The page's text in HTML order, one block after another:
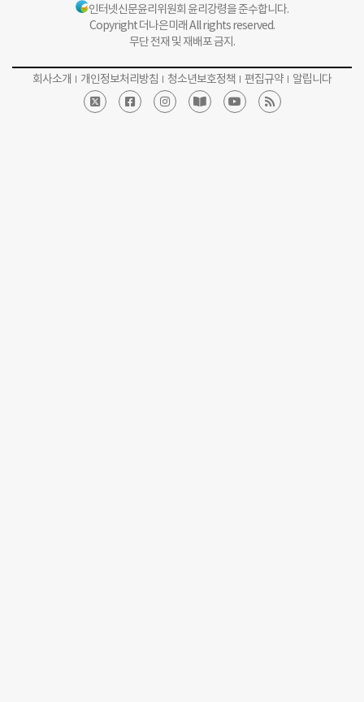
인터넷신문윤리위원회 윤리강령을 준수합니다.
Copyright 더나은미래 All rights reserved.
무단 전재 및 재배포 금지.
회사소개 개인정보처리방침 청소년보호정책 편집규약 알립니다